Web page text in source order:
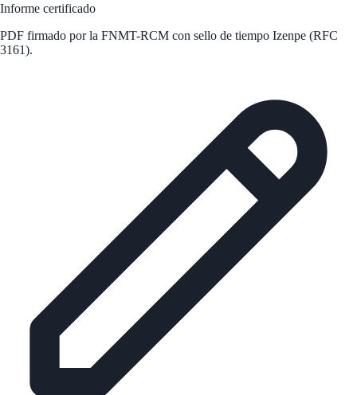
Informe certificado
PDF firmado por la FNMT-RCM con sello de tiempo Izenpe (RFC
3161).